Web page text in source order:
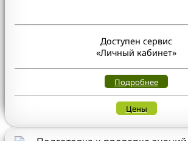
Доступен сервис
«Личный кабинет»
Подробнее
Цены